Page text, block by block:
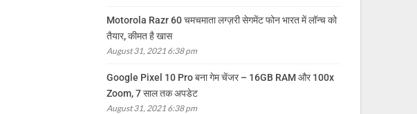
Motorola Razr 60 चमचमाता लग्ज़री सेगमेंट फोन भारत में लॉन्च को
तैयार, कीमत है खास
August 31, 2021 6:38 pm
Google Pixel 10 Pro बना गेम चेंजर – 16GB RAM और 100x
Zoom, 7 साल तक अपडेट
August 31, 2021 6:38 pm